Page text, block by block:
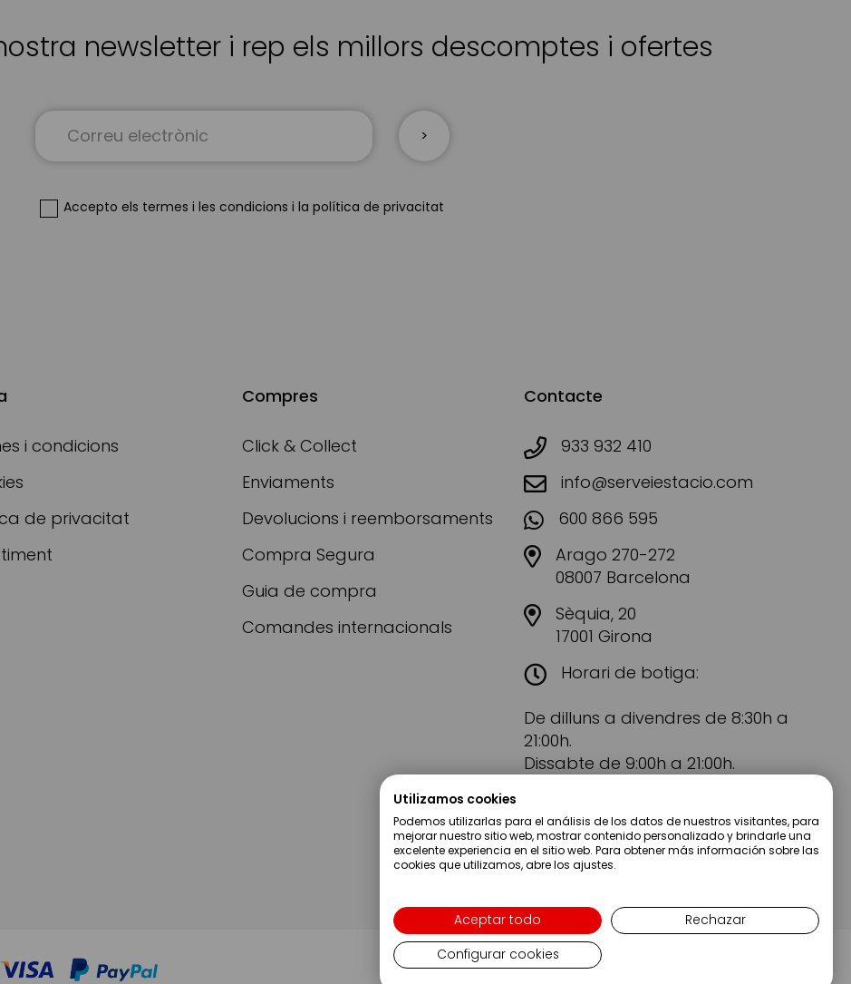
newsletter i rep els millors descomptes i ofertes
Up
Accepto els termes i les condicions i la política de privacitat
i condicions
de privacitat
Compres
Click & Collect
Enviaments
Devolucions i reemborsaments
Compra Segura
Guia de compra
Comandes internacionals
Contacte
933 932 410
info@serveiestacio.com
600 866 595
Arago 270-272
08007 Barcelona
Sèquia, 20
17001 Girona
Horari de botiga:
De dilluns a divendres de 8:30h a
21:00h.
Dissabte de 9:00h a 21:00h.
Copyright ©2019 Servei Estació S.A
Utilizamos cookies
Podemos utilizarlas para el análisis de los datos de nuestros visitantes, para
mejorar nuestro sitio web, mostrar contenido personalizado y brindarle una
excelente experiencia en el sitio web. Para obtener más información sobre las
cookies que utilizamos, abre los ajustes.
Aceptar todo
Rechazar
Configurar cookies